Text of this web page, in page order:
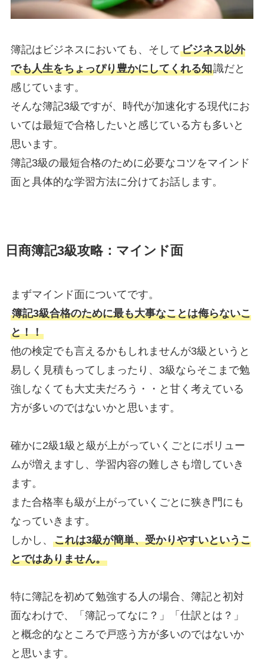
簿記はビジネスにおいても、そしてビジネス以外
でも人生をちょっぴり豊かにしてくれる知識だと
感じています。
そんな簿記3級ですが、時代が加速化する現代にお
いては最短で合格したいと感じている方も多いと
思います。
簿記3級の最短合格のために必要なコツをマインド
面と具体的な学習方法に分けてお話します。
日商簿記3級攻略：マインド面
まずマインド面についてです。
簿記3級合格のために最も大事なことは侮らないこ
と！！
他の検定でも言えるかもしれませんが3級というと
易しく見積もってしまったり、3級ならそこまで勉
強しなくても大丈夫だろう・・と甘く考えている
方が多いのではないかと思います。
確かに2級1級と級が上がっていくごとにボリュー
ムが増えますし、学習内容の難しさも増していき
ます。
また合格率も級が上がっていくごとに狭き門にも
なっていきます。
しかし、 これは3級が簡単、受かりやすいというこ
とではありません。
特に簿記を初めて勉強する人の場合、簿記と初対
面なわけで、「簿記ってなに？」「仕訳とは？」
と概念的なところで戸惑う方が多いのではないか
と思います。